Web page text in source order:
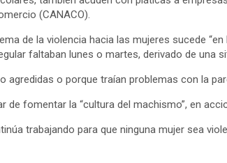
(CANACO).
de la violencia hacia las mujeres sucede
faltaban lunes o martes, derivado de una
agredidas o porque traían problemas con la
de fomentar la “cultura del machismo”, en
trabajando para que ninguna mujer sea